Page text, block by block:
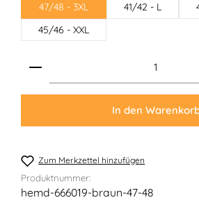
47/48 - 3XL 41/42 - L
45/46 - XXL
Produkt Anzahl: Gib den
In den
Zum Merkzettel hinzufügen
Produktnummer:
hemd-666019-braun-47-48